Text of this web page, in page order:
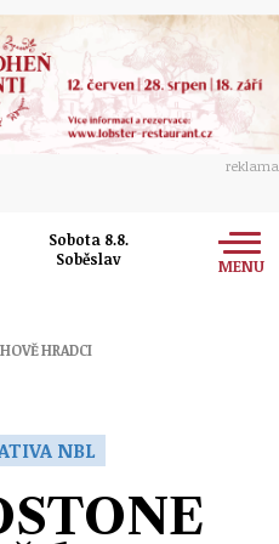
reklama
Sobota 8.8.
Soběslav
MENU
HRADCI
NBL